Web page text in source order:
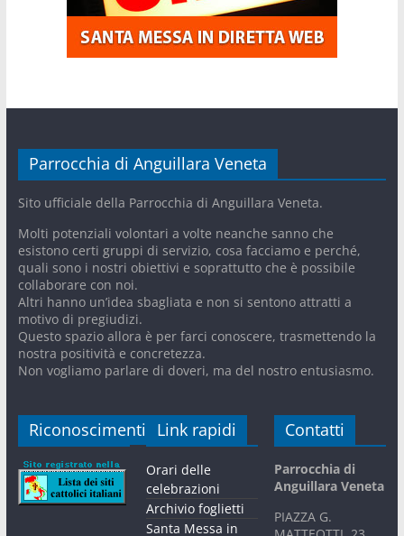
Parrocchia di Anguillara Veneta
Sito ufficiale della Parrocchia di Anguillara Veneta.
Molti potenziali volontari a volte neanche sanno che
esistono certi gruppi di servizio, cosa facciamo e perché,
quali sono i nostri obiettivi e soprattutto che è possibile
collaborare con noi.
Altri hanno un’idea sbagliata e non si sentono attratti a
motivo di pregiudizi.
Questo spazio allora è per farci conoscere, trasmettendo la
nostra positività e concretezza.
Non vogliamo parlare di doveri, ma del nostro entusiasmo.
Riconoscimenti Link rapidi
Orari delle
celebrazioni
Archivio foglietti
Santa Messa in
Contatti
Parrocchia di
Anguillara Veneta
PIAZZA G.